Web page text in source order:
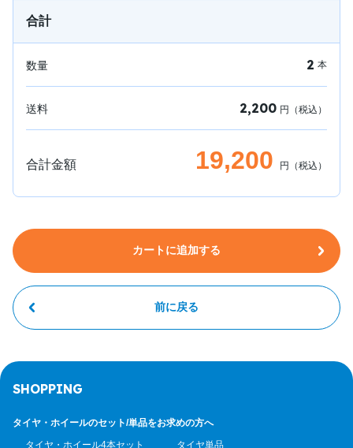
合計
数量 2 本
送料 2,200 円（税込）
合計金額 19,200 円（税込）
カートに追加する
前に戻る
SHOPPING
タイヤ・ホイールのセット/単品をお求めの方へ
タイヤ・ホイール4本セット
タイヤ単品